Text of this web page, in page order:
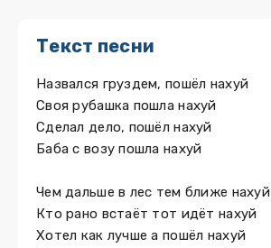
Текст песни
Назвался груздем, пошёл нахуй
Своя рубашка пошла нахуй
Сделал дело, пошёл нахуй
Баба с возу пошла нахуй
Чем дальше в лес тем ближе нахуй
Кто рано встаёт тот идёт нахуй
Хотел как лучше а пошёл нахуй